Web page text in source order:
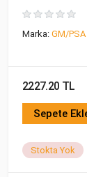
Marka: GM/PSA
2227.20 TL
Sepete
Stokta Yok